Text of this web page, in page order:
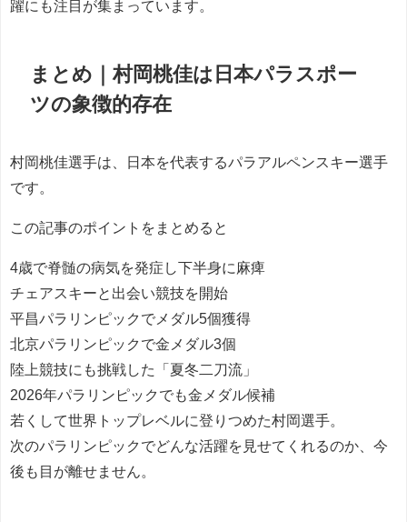
躍にも注目が集まっています。
まとめ｜村岡桃佳は日本パラスポー
ツの象徴的存在
村岡桃佳選手は、日本を代表するパラアルペンスキー選手
です。
この記事のポイントをまとめると
4歳で脊髄の病気を発症し下半身に麻痺
チェアスキーと出会い競技を開始
平昌パラリンピックでメダル5個獲得
北京パラリンピックで金メダル3個
陸上競技にも挑戦した「夏冬二刀流」
2026年パラリンピックでも金メダル候補
若くして世界トップレベルに登りつめた村岡選手。
次のパラリンピックでどんな活躍を見せてくれるのか、今
後も目が離せません。